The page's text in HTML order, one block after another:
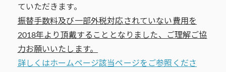
ていただきます。
振替手数料及び一部外税対応されていない費用を
2018年より頂戴することとなりました、ご理解ご協
力お願いいたします。
詳しくはホームページ該当ページをご参照くださ